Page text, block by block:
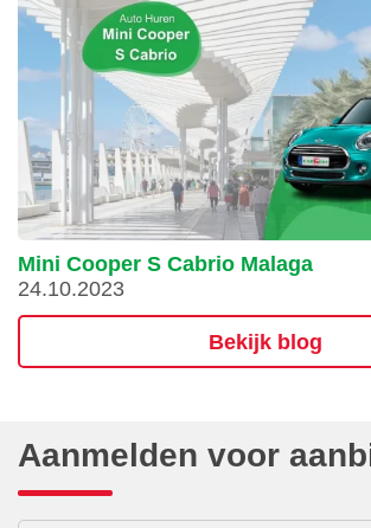
Mini Cooper S Cabrio Malaga
24.10.2023
Bekijk blog
Aanmelden voor